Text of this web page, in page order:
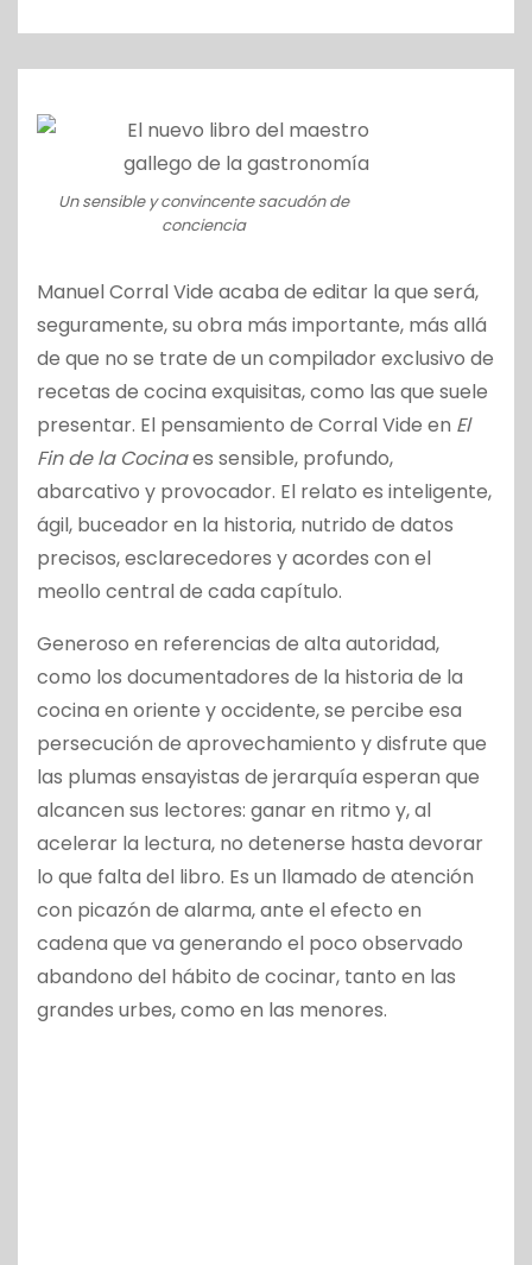
Un sensible y convincente sacudón de
conciencia
Manuel Corral Vide acaba de editar la que será,
seguramente, su obra más importante, más allá
de que no se trate de un compilador exclusivo de
recetas de cocina exquisitas, como las que suele
presentar. El pensamiento de Corral Vide en El
Fin de la Cocinaes sensible, profundo,
abarcativo y provocador. El relato es inteligente,
ágil, buceador en la historia, nutrido de datos
precisos, esclarecedores y acordes con el
meollo central de cada capítulo.
Generoso en referencias de alta autoridad,
como los documentadores de la historia de la
cocina en oriente y occidente, se percibe esa
persecución de aprovechamiento y disfrute que
las plumas ensayistas de jerarquía esperan que
alcancen sus lectores: ganar en ritmo y, al
acelerar la lectura, no detenerse hasta devorar
lo que falta del libro. Es un llamado de atención
con picazón de alarma, ante el efecto en
cadena que va generando el poco observado
abandono del hábito de cocinar, tanto en las
grandes urbes, como en las menores.